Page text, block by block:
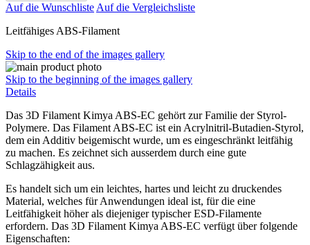
Auf die Wunschliste Auf die Vergleichsliste
Leitfähiges ABS-Filament
Skip to the end of the images gallery
Skip to the beginning of the images gallery
Details
Das 3D Filament Kimya ABS-EC gehört zur Familie der Styrol-
Polymere. Das Filament ABS-EC ist ein Acrylnitril-Butadien-Styrol,
dem ein Additiv beigemischt wurde, um es eingeschränkt leitfähig
zu machen. Es zeichnet sich ausserdem durch eine gute
Schlagzähigkeit aus.
Es handelt sich um ein leichtes, hartes und leicht zu druckendes
Material, welches für Anwendungen ideal ist, für die eine
Leitfähigkeit höher als diejeniger typischer ESD-Filamente
erfordern. Das 3D Filament Kimya ABS-EC verfügt über folgende
Eigenschaften: